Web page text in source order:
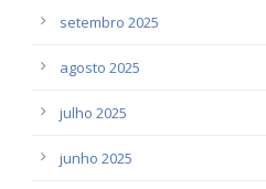
setembro 2025
agosto 2025
julho 2025
junho 2025